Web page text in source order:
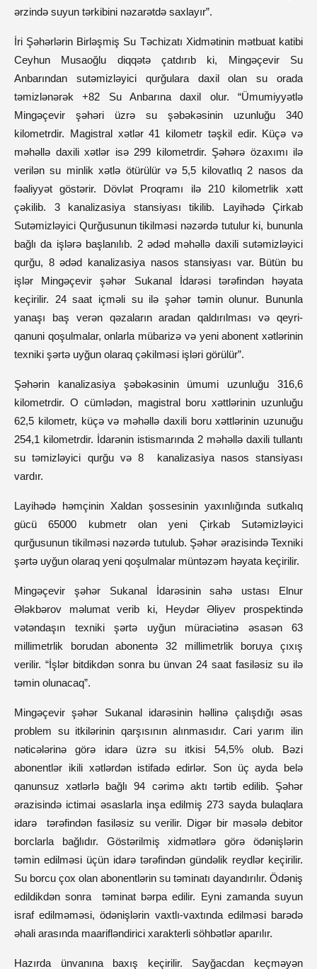
ərzində suyun tərkibini nəzarətdə saxlayır”.
İri Şəhərlərin Birləşmiş Su Təchizatı Xidmətinin mətbuat katibi
Ceyhun Musaoğlu diqqətə çatdırıb ki, Mingəçevir Su
Anbarından sutəmizləyici qurğulara daxil olan su orada
təmizlənərək +82 Su Anbarına daxil olur. “Ümumiyyətlə
Mingəçevir şəhəri üzrə su şəbəkəsinin uzunluğu 340
kilometrdir. Magistral xətlər 41 kilometr təşkil edir. Küçə və
məhəllə daxili xətlər isə 299 kilometrdir. Şəhərə özaxımı ilə
verilən su minlik xətlə ötürülür və 5,5 kilovatlıq 2 nasos da
fəaliyyət göstərir. Dövlət Proqramı ilə 210 kilometrlik xətt
çəkilib. 3 kanalizasiya stansiyası tikilib. Layihədə Çirkab
Sutəmizləyici Qurğusunun tikilməsi nəzərdə tutulur ki, bununla
bağlı da işlərə başlanılıb. 2 ədəd məhəllə daxili sutəmizləyici
qurğu, 8 ədəd kanalizasiya nasos stansiyası var. Bütün bu
işlər Mingəçevir şəhər Sukanal İdarəsi tərəfindən həyata
keçirilir. 24 saat içməli su ilə şəhər təmin olunur. Bununla
yanaşı baş verən qəzaların aradan qaldırılması və qeyri-
qanuni qoşulmalar, onlarla mübarizə və yeni abonent xətlərinin
texniki şərtə uyğun olaraq çəkilməsi işləri görülür”.
Şəhərin kanalizasiya şəbəkəsinin ümumi uzunluğu 316,6
kilometrdir. O cümlədən, magistral boru xəttlərinin uzunluğu
62,5 kilometr, küçə və məhəllə daxili boru xəttlərinin uzunuğu
254,1 kilometrdir. İdarənin istismarında 2 məhəllə daxili tullantı
su təmizləyici qurğu və 8 kanalizasiya nasos stansiyası
vardır.
Layihədə həmçinin Xaldan şossesinin yaxınlığında sutkalıq
gücü 65000 kubmetr olan yeni Çirkab Sutəmizləyici
qurğusunun tikilməsi nəzərdə tutulub. Şəhər ərazisində Texniki
şərtə uyğun olaraq yeni qoşulmalar müntəzəm həyata keçirilir.
Mingəçevir şəhər Sukanal İdarəsinin sahə ustası Elnur
Ələkbərov məlumat verib ki, Heydər Əliyev prospektində
vətəndaşın texniki şərtə uyğun müraciətinə əsasən 63
millimetrlik borudan abonentə 32 millimetrlik boruya çıxış
verilir. “İşlər bitdikdən sonra bu ünvan 24 saat fasiləsiz su ilə
təmin olunacaq”.
Mingəçevir şəhər Sukanal idarəsinin həllinə çalışdığı əsas
problem su itkilərinin qarşısının alınmasıdır. Cari yarım ilin
nəticələrinə görə idarə üzrə su itkisi 54,5% olub. Bəzi
abonentlər ikili xətlərdən istifadə edirlər. Son üç ayda belə
qanunsuz xətlərlə bağlı 94 cərimə aktı tərtib edilib. Şəhər
ərazisində ictimai əsaslarla inşa edilmiş 273 sayda bulaqlara
idarə tərəfindən fasiləsiz su verilir. Digər bir məsələ debitor
borclarla bağlıdır. Göstərilmiş xidmətlərə görə ödənişlərin
təmin edilməsi üçün idarə tərəfindən gündəlik reydlər keçirilir.
Su borcu çox olan abonentlərin su təminatı dayandırılır. Ödəniş
edildikdən sonra təminat bərpa edilir. Eyni zamanda suyun
israf edilməməsi, ödənişlərin vaxtlı-vaxtında edilməsi barədə
əhali arasında maarifləndirici xarakterli söhbətlər aparılır.
Hazırda ünvanına baxış keçirilir. Sayğacdan keçməyən